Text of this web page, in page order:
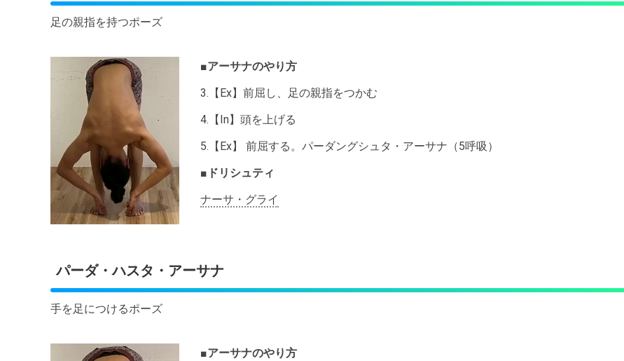
足の親指を持つポーズ
■アーサナのやり方
3.【Ex】前屈し、足の親指をつかむ
4.【In】頭を上げる
5.【Ex】 前屈する。パーダングシュタ・アーサナ（5呼吸）
■ドリシュティ
ナーサ・グライ
パーダ・ハスタ・アーサナ
手を足につけるポーズ
■アーサナのやり方